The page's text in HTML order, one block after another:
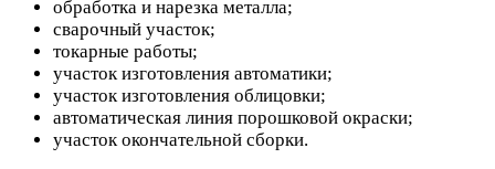
обработка и нарезка металла;
сварочный участок;
токарные работы;
участок изготовления автоматики;
участок изготовления облицовки;
автоматическая линия порошковой окраски;
участок окончательной сборки.